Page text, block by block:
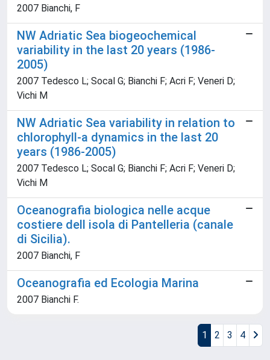
2007 Bianchi, F
NW Adriatic Sea biogeochemical
variability in the last 20 years (1986-
2005)
2007 Tedesco L; Socal G; Bianchi F; Acri F; Veneri D;
Vichi M
NW Adriatic Sea variability in relation to
chlorophyll-a dynamics in the last 20
years (1986-2005)
2007 Tedesco L; Socal G; Bianchi F; Acri F; Veneri D;
Vichi M
Oceanografia biologica nelle acque
costiere dell isola di Pantelleria (canale
di Sicilia).
2007 Bianchi, F
Oceanografia ed Ecologia Marina
2007 Bianchi F.
1 2 3 4